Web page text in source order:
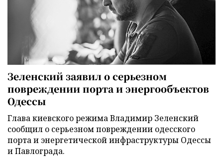
Зеленский заявил о серьезном
повреждении порта и энергообъектов
Одессы
Глава киевского режима Владимир Зеленский
сообщил о серьезном повреждении одесского
порта и энергетической инфраструктуры Одессы
и Павлограда.